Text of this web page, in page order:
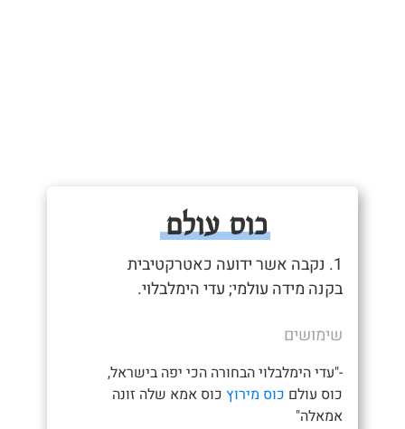
כוס עולם
1. נקבה אשר ידועה כאטרקטיבית
בקנה מידה עולמי; עדי הימלבלוי.
שימושים
-"עדי הימלבלוי הבחורה הכי יפה בישראל,
כוס עולם כוס מירוץ כוס אמא שלה זונה
אמאלה"